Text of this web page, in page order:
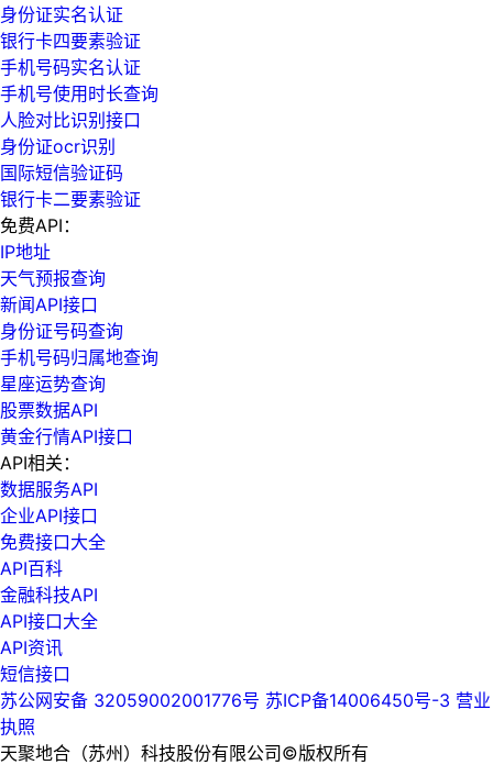
身份证实名认证
银行卡四要素验证
手机号码实名认证
手机号使用时长查询
人脸对比识别接口
身份证ocr识别
国际短信验证码
银行卡二要素验证
免费API：
IP地址
天气预报查询
新闻API接口
身份证号码查询
手机号码归属地查询
星座运势查询
股票数据API
黄金行情API接口
API相关：
数据服务API
企业API接口
免费接口大全
API百科
金融科技API
API接口大全
API资讯
短信接口
苏公网安备 32059002001776号 苏ICP备14006450号-3 营业
执照
天聚地合（苏州）科技股份有限公司©版权所有